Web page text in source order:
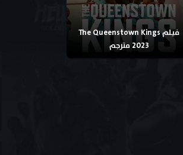
فيلم The Queenstown Kings
2023 مترجم